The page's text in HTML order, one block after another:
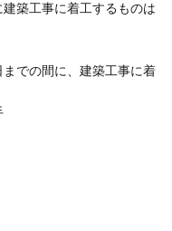
築工事に着工するものは
での間に、建築工事に着